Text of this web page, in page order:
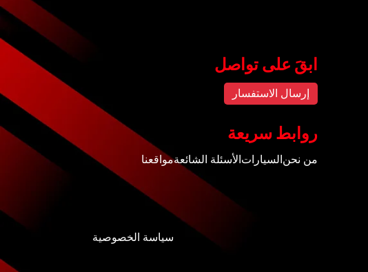
ابقَ على تواصل
إرسال الاستفسار
روابط سريعة
من نحنالسياراتالأسئلة الشائعةمواقعنا
سياسة الخصوصية